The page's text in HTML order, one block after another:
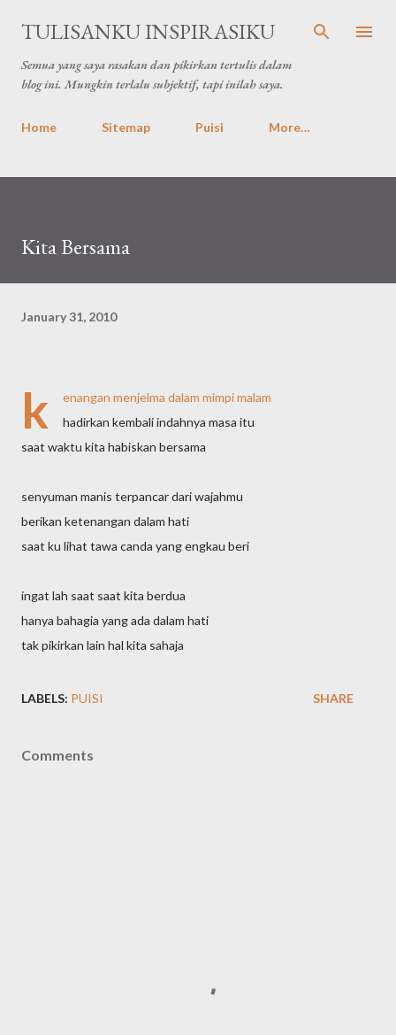
Skip to main content
TULISANKU INSPIRASIKU
Semua yang saya rasakan dan pikirkan tertulis dalam
blog ini. Mungkin terlalu subjektif, tapi inilah saya.
Home Sitemap Puisi More…
Kita Bersama
January 31, 2010
k
enangan menjelma dalam mimpi malam
hadirkan kembali indahnya masa itu
saat waktu kita habiskan bersama
senyuman manis terpancar dari wajahmu
berikan ketenangan dalam hati
saat ku lihat tawa canda yang engkau beri
ingat lah saat saat kita berdua
hanya bahagia yang ada dalam hati
tak pikirkan lain hal kita sahaja
LABELS: PUISI SHARE
Comments